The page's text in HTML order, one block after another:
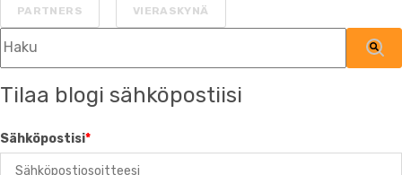
PARTNERS VIERASKYNÄ
Tämä on hakukenttä, johon on liitetty automaattinen
Ehdotuksia ei ole, koska hakukenttä on
Tilaa blogi sähköpostiisi
Sähköpostisi*